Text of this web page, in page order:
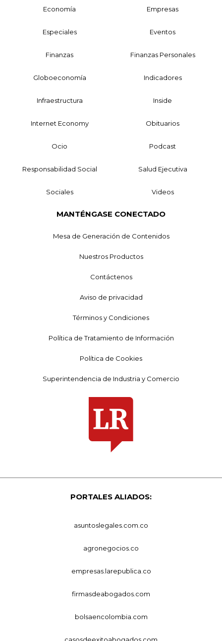
Economía Empresas
Especiales Eventos
Finanzas Finanzas Personales
Globoeconomía Indicadores
Infraestructura Inside
Internet Economy Obituarios
Ocio Podcast
Responsabilidad Social Salud Ejecutiva
Sociales Videos
MANTÉNGASE CONECTADO
Mesa de Generación de Contenidos
Nuestros Productos
Contáctenos
Aviso de privacidad
Términos y Condiciones
Política de Tratamiento de Información
Política de Cookies
Superintendencia de Industria y Comercio
PORTALES ALIADOS:
asuntoslegales.com.co
agronegocios.co
empresas.larepublica.co
firmasdeabogados.com
bolsaencolombia.com
casosdeexitoabogados.com